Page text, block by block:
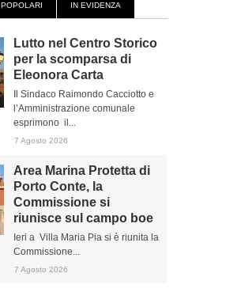
POPOLARI IN EVIDENZA
Lutto nel Centro Storico
per la scomparsa di
Eleonora Carta
Il Sindaco Raimondo Cacciotto e
l’Amministrazione comunale
esprimono il...
7 Agosto 2026
Area Marina Protetta di
Porto Conte, la
Commissione si
riunisce sul campo boe
Ieri a Villa Maria Pia si è riunita la
Commissione...
7 Agosto 2026